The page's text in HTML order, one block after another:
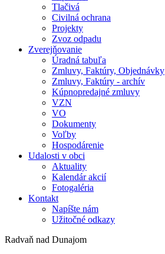
Tlačivá
Civilná ochrana
Projekty
Zvoz odpadu
Zverejňovanie
Úradná tabuľa
Zmluvy, Faktúry, Objednávky
Zmluvy, Faktúry - archív
Kúpnopredajné zmluvy
VZN
VO
Dokumenty
Voľby
Hospodárenie
Udalosti v obci
Aktuality
Kalendár akcií
Fotogaléria
Kontakt
Napíšte nám
Užitočné odkazy
Radvaň nad Dunajom